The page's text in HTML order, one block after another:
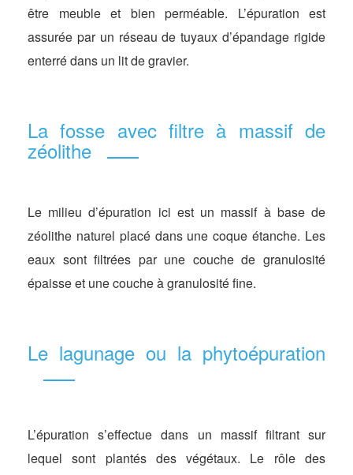
être meuble et bien perméable. L’épuration est
assurée par un réseau de tuyaux d’épandage rigide
enterré dans un lit de gravier.
La fosse avec filtre à massif de
zéolithe
Le milieu d’épuration ici est un massif à base de
zéolithe naturel placé dans une coque étanche. Les
eaux sont filtrées par une couche de granulosité
épaisse et une couche à granulosité fine.
Le lagunage ou la phytoépuration
L’épuration s’effectue dans un massif filtrant sur
lequel sont plantés des végétaux. Le rôle des